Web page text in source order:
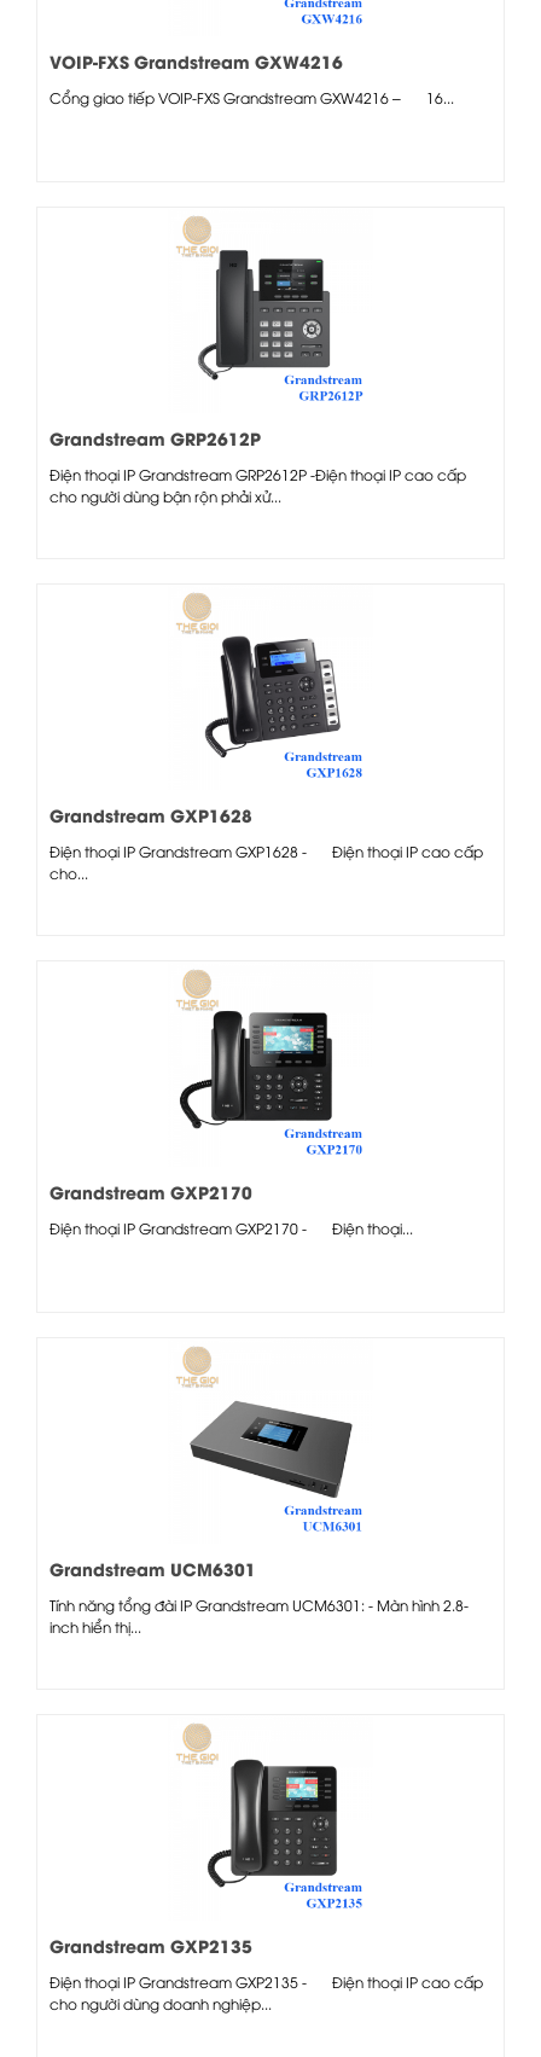
VOIP-FXS Grandstream GXW4216
Cổng giao tiếp VOIP-FXS Grandstream GXW4216 – 16...
Grandstream GRP2612P
Điện thoại IP Grandstream GRP2612P -Điện thoại IP cao cấp
cho người dùng bận rộn phải xử...
Grandstream GXP1628
Điện thoại IP Grandstream GXP1628 - Điện thoại IP cao cấp
cho...
Grandstream GXP2170
Điện thoại IP Grandstream GXP2170 - Điện thoại...
Grandstream UCM6301
Tính năng tổng đài IP Grandstream UCM6301: - Màn hình 2.8-
inch hiển thị...
Grandstream GXP2135
Điện thoại IP Grandstream GXP2135 - Điện thoại IP cao cấp
cho người dùng doanh nghiệp...